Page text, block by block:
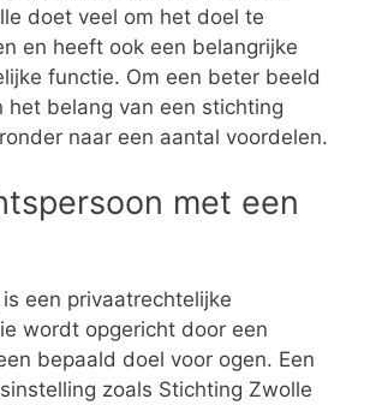
doet veel om het doel te
en heeft ook een belangrijke
functie. Om een beter beeld
het belang van een stichting
naar een aantal voordelen.
met een
een privaatrechtelijke
wordt opgericht door een
bepaald doel voor ogen. Een
zoals Stichting Zwolle